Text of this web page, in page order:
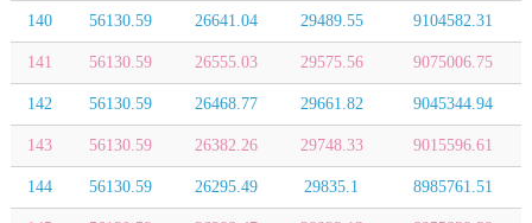
140 56130.59 26641.04 29489.55 9104582.31
141 56130.59 26555.03 29575.56 9075006.75
142 56130.59 26468.77 29661.82 9045344.94
143 56130.59 26382.26 29748.33 9015596.61
144 56130.59 26295.49 29835.1 8985761.51